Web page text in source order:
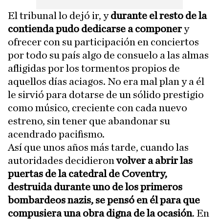
El tribunal lo dejó ir, ydurante el resto de la
contienda pudo dedicarse a componery
ofrecer con su participación en conciertos
por todo su país algo de consuelo a las almas
afligidas por los tormentos propios de
aquellos días aciagos. No era mal plan y a él
le sirvió para dotarse de un sólido prestigio
como músico, creciente con cada nuevo
estreno, sin tener que abandonar su
acendrado pacifismo.
Así que unos años más tarde, cuando las
autoridades decidieron volver a abrir las
puertas de la catedral de Coventry,
destruida durante uno de los primeros
bombardeos nazis, se pensó en él para que
compusiera una obra digna de la ocasión. En